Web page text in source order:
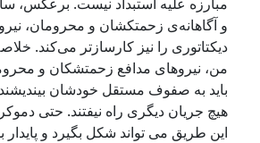
و آگاهانه‌ی زحمتکشان و محرومان،
دیکتاتوری را نیز کارسازتر می‌کند.
من، نیروهای مدافع زحمتشکان و
باید به صفوف مستقل خودشان بیندیشند و
هیچ جریان دیگری راه نیفتند. حتی
این طریق می تواند شکل بگیرد و پایدار